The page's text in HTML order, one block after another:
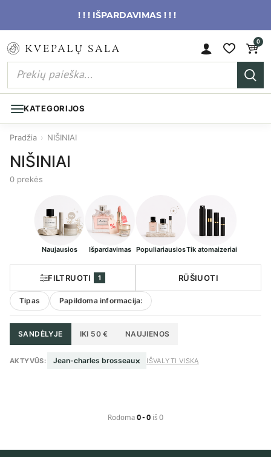
! ! ! IŠPARDAVIMAS ! ! !
0
KATEGORIJOS
Pradžia › NIŠINIAI
NIŠINIAI
0 prekės
Naujausios Išpardavimas PopuliariausiosTik atomaizeriai
FILTRUOTI 1
Tipas Papildoma informacija:
RŪŠIUOTI
SANDĖLYJE IKI 50 € NAUJIENOS
AKTYVŪS: Jean-charles brosseau× IŠVALYTI VISKĄ
Rodoma0 - 0 iš 0